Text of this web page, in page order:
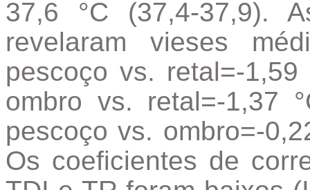
37,6 °C (37,4-37,9).
revelaram vieses
pescoço vs. retal=-
ombro vs. retal=-1,37
pescoço vs. ombro=-
Os coeficientes de